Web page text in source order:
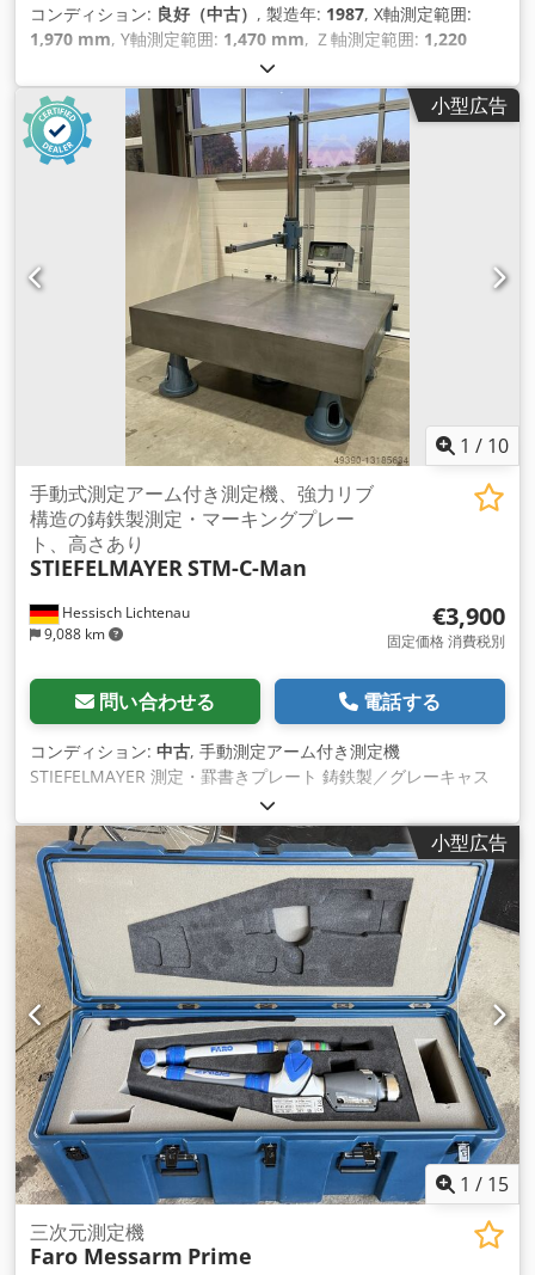
コンディション: 良好（中古） , 製造年: 1987, X軸測定範囲:
1,970 mm, Y軸測定範囲: 1,470 mm, Ｚ軸測定範囲: 1,220
, テーブルの高さ:
ブル長さ:3,490 mm, 大変特別価格： LKポータル測定機、モデ
ルG80 測定容量 測定容量Y: 1470 mm 測定容量Z: 1220 mm 橋
下クリアランス：1350 mm テーブルサイズ: 3490 x 2080 x
500 mm 電源: 220 V 50 Hz ハイデンハイン EXE : EXE 829 ハイ
デンハインスケール：X軸メインLIDA 225 / 2040 mm ハイデン
ハインスケール：X軸同期LIDA 225 / 2040 mm ハイデンハイン
スケール：Y軸 LIDA 225 / 1540 mm ハイデンハインスケー
ル：Z軸 LIDA 225 / 1340 mm 建造年: 1987年、使用開始: 1991
年 花崗岩クランプテーブルの寸法：3490x2080x500 変位量：
1970 mm Codpfx Ajwip H Ssl Aerf 横方向の排水量：1470
mm 排気量：1220 mm 建設年：1987年、稼働開始：1991年
含むレニショー測定システム
小型広告
1 / 10
Hessisch Lichtenau
9,088 km
手動式測定アーム付き測定機、強力リブ
構造の鋳鉄製測定・マーキングプレー
ト、高さあり
STIEFELMAYERSTM-C-Man
€3,900
固定価格 消費税別
問い合わせる 電話する
コンディション: 中古, 手動測定アーム付き測定機
STIEFELMAYER 測定・罫書きプレート 鋳鉄製／グレーキャス
トアイアン 強化リブ構造 高精度測定プレート、良好な表面仕
上げ 製造年：1985年 長さ：2000 mm 幅：1500 mm 厚さ：
350 mm プレート上部厚さ：50 mm のソリッド＋300 mm リ
ブ部 作業高さ：約800 mm - 手動操作式測定アーム、測定範囲
X=1490 mm, Y=1000 mm, Z=1250 mm - Grundig MZ 1030 3
軸デジタル表示器付き Csdpfopwpxcex Al Ajrf - テーブル表面
と90°の加工側面、2000 x 350 mm - 高さ調整可能な脚5本付き
設置スペース（長さ x 幅 x 高さ）：2000 x 1500 x 2500 mm
重量：約2600 kg 良好な状態
小型広告
1 / 15
三次元測定機
Faro Messarm Prime